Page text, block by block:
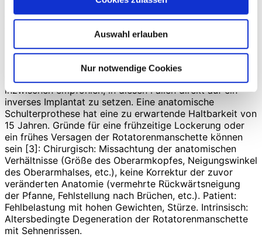
Auswahl erlauben
Nur notwendige Cookies
Verbrauch der hinteren Pfanne und zu einer
Verschiebung des Oberarmkopfes nach hinten. Es hat
der Oberarmkopf nach hinten verschoben ist, die
Implantation einer anatomischen Prothese zu einer
frühen Lockerung des Implantates führt. Deshalb wird
inzwischen empfohlen, in diesen Fällen direkt auf ein
inverses Implantat zu setzen. Eine anatomische
Schulterprothese hat eine zu erwartende Haltbarkeit von
15 Jahren. Gründe für eine frühzeitige Lockerung oder
ein frühes Versagen der Rotatorenmanschette können
sein [3]: Chirurgisch: Missachtung der anatomischen
Verhältnisse (Größe des Oberarmkopfes, Neigungswinkel
des Oberarmhalses, etc.), keine Korrektur der zuvor
veränderten Anatomie (vermehrte Rückwärtsneigung
der Pfanne, Fehlstellung nach Brüchen, etc.). Patient:
Fehlbelastung mit hohen Gewichten, Stürze. Intrinsisch:
Altersbedingte Degeneration der Rotatorenmanschette
mit Sehnenrissen.